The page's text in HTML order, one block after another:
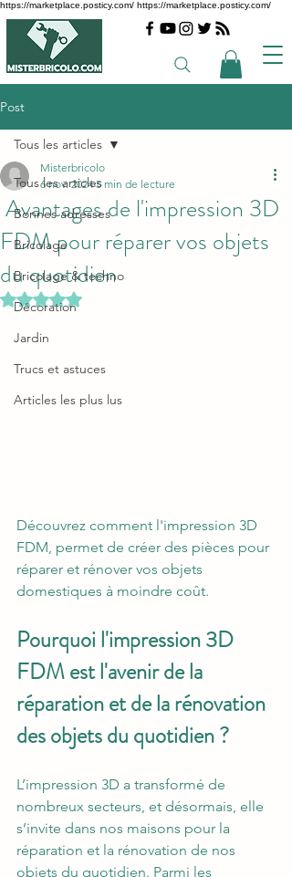
https://marketplace.posticy.com/ https://marketplace.posticy.com/
Post
Tous les articles
Bonnes adresses
Bricolage
Bricolage & techno
Décoration
Jardin
Trucs et astuces
Articles les plus lus
Tous les articles
Avantages de l'impression 3D
FDM pour réparer vos objets
du quotidien
Misterbricolo
6 nov. 2024 5 min de lecture
Noté NaN étoiles sur 5.
Découvrez comment l'impression 3D
FDM, permet de créer des pièces pour
réparer et rénover vos objets
domestiques à moindre coût.
Pourquoi l'impression 3D
FDM est l'avenir de la
réparation et de la rénovation
des objets du quotidien ?
L’impression 3D a transformé de
nombreux secteurs, et désormais, elle
s’invite dans nos maisons pour la
réparation et la rénovation de nos
objets du quotidien. Parmi les